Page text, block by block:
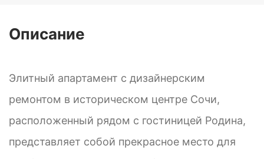
Описание
Элитный апартамент с дизайнерским
ремонтом в историческом центре Сочи,
расположенный рядом с гостиницей Родина,
представляет собой прекрасное место для